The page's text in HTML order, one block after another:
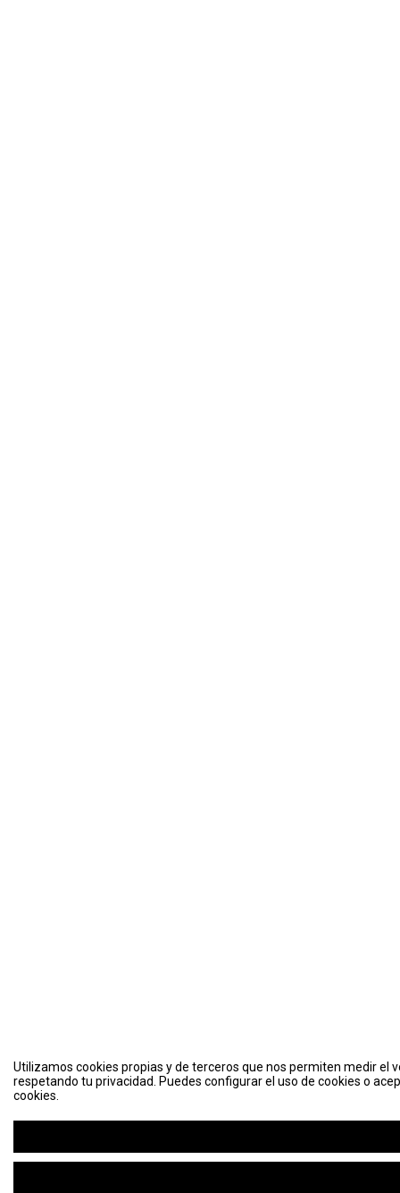
Utilizamos cookies propias y de terceros que nos permiten medir el
respetando tu privacidad. Puedes configurar el uso de cookies o
cookies.